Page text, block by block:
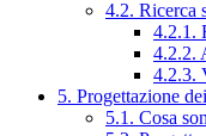
4.2. Ricerca
4.2.1.
4.2.2.
4.2.3.
5. Progettazione
5.1. Cosa